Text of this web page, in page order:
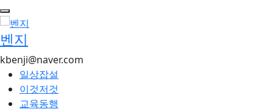
콘
츠
로
건
너
뛰
기
벤지
kbenji@naver.com
일상잡설
이것저것
교육동행